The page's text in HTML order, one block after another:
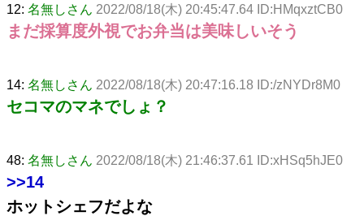
12: 名無しさん 2022/08/18(木) 20:45:47.64 ID:HMqxztCB0
まだ採算度外視でお弁当は美味しいそう
14: 名無しさん 2022/08/18(木) 20:47:16.18 ID:/zNYDr8M0
セコマのマネでしょ？
48: 名無しさん 2022/08/18(木) 21:46:37.61 ID:xHSq5hJE0
>>14
ホットシェフだよな